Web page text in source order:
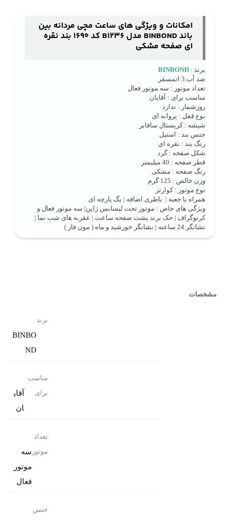
امکانات و ویژگی های ساعت مچی مردانه بین
باند BINBOND مدل B1236 کد 1690 بند نقره
ای صفحه مشکی
برند : BINBOND
ضد آب 3 اتمسفر
تعداد موتور : سه موتور فعال
مناسب برای : آقایان
روزشمار : ندارد
نوع قفل : پروانه ای
شیشه : کریستال سافایر
جنس بند : استیل
رنگ بند : نقره ای
شکل صفحه : گرد
قطر صفحه : 40 میلیمتر
رنگ صفحه : مشکی
وزن خالص : 125 گرم
نوع موتور : کوارتز
همراه با جعبه | باطری اضافه | بگ پارچه ای
ویژگی های خاص : موتور تحت لیسانس ژاپن| سه موتور فعال و
کرنوگراف | حک برند پشت صفحه ساعت | عقربه های شب نما |
نشانگر 24 ساعته | نشانگر خورشید و ماه ( مون فاز )
مشخصات
برند
BINBO
ND
مناسب
برای
آقای
ان
تعداد
موتور سه
موتور
فعال
جنس